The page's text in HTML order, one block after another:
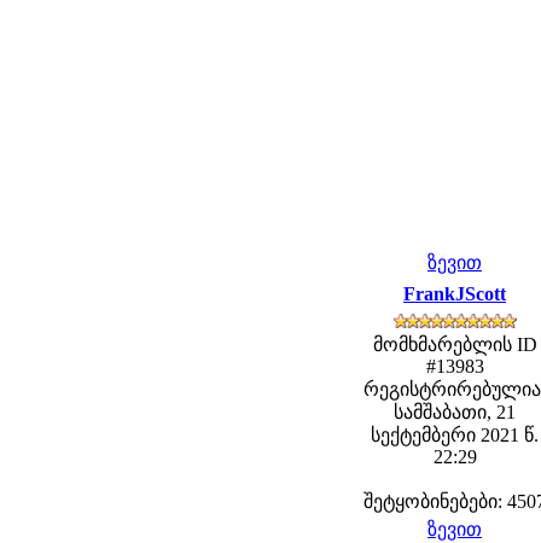
ზევით
FrankJScott
მომხმარებლის ID
#13983
სამშაბათი, 21
სექტემბერი 2021 წ.
22:29
შეტყობინებები:
ზევით